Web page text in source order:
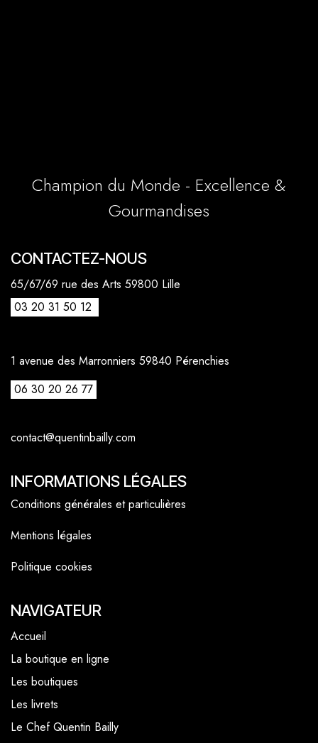
CONTACTEZ-NOUS
65/67/69 rue des Arts 59800 Lille
03 20 31 50 12
1 avenue des Marronniers 59840 Pérenchies
06 30 20 26 77
contact@quentinbailly.com
Champion du Monde - Excellence &
Gourmandises
INFORMATIONS LÉGALES
Conditions générales et particulières
Mentions légales
Politique cookies
NAVIGATEUR
Accueil
La boutique en ligne
Les boutiques
Les livrets
Le Chef Quentin Bailly